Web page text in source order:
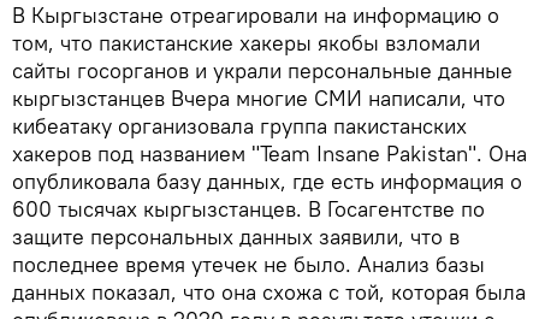
В Кыргызстане отреагировали на информацию о
том, что пакистанские хакеры якобы взломали
сайты госорганов и украли персональные данные
кыргызстанцев Вчера многие СМИ написали, что
кибеатаку организовала группа пакистанских
хакеров под названием "Team Insane Pakistan". Она
опубликовала базу данных, где есть информация о
600 тысячах кыргызстанцев. В Госагентстве по
защите персональных данных заявили, что в
последнее время утечек не было. Анализ базы
данных показал, что она схожа с той, которая была